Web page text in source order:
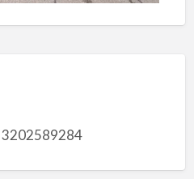
3202589284